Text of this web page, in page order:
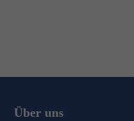
Über uns